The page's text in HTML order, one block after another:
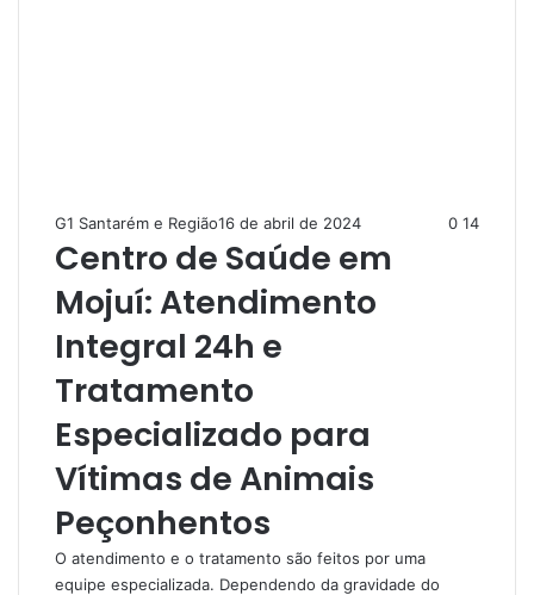
G1 Santarém e Região16 de abril de 2024 0 14
Centro de Saúde em
Mojuí: Atendimento
Integral 24h e
Tratamento
Especializado para
Vítimas de Animais
Peçonhentos
O atendimento e o tratamento são feitos por uma
equipe especializada. Dependendo da gravidade do